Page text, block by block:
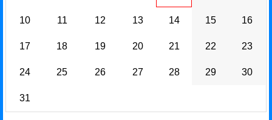
10 11 12 13 14 15 16
17 18 19 20 21 22 23
24 25 26 27 28 29 30
31